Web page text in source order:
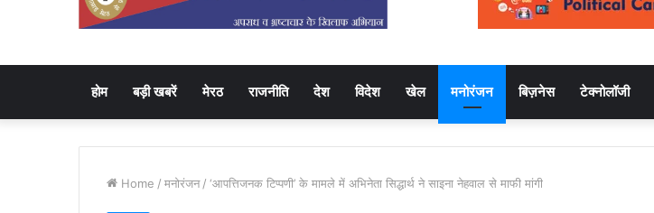
होम बड़ी खबरें मेरठ राजनीति देश विदेश खेल मनोरंजन बिज़नेस टेक्नोलॉजी
Home / मनोरंजन / ‘आपत्तिजनक टिप्पणी’ के मामले में अभिनेता सिद्धार्थ ने साइना नेहवाल से माफी मांगी